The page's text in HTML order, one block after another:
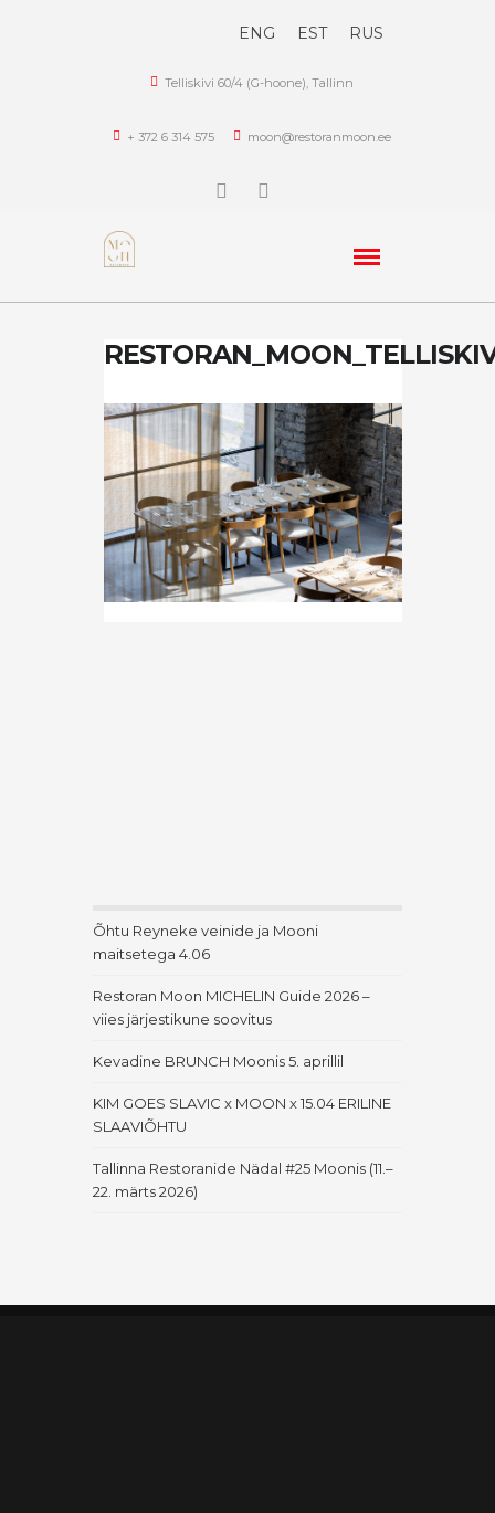
ENG EST RUS
Telliskivi 60/4 (G-hoone), Tallinn
+ 372 6 314 575 moon@restoranmoon.ee
Õhtu Reyneke veinide ja Mooni
maitsetega 4.06
Restoran Moon MICHELIN Guide 2026 –
viies järjestikune soovitus
Kevadine BRUNCH Moonis 5. aprillil
KIM GOES SLAVIC x MOON x 15.04 ERILINE
SLAAVIÕHTU
Tallinna Restoranide Nädal #25 Moonis (11.–
22. märts 2026)